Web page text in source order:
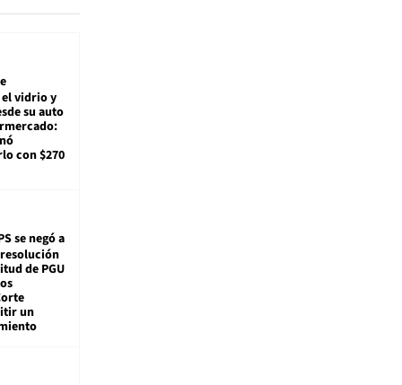
vidrio y
su auto
con $270
se negó a
de PGU
un